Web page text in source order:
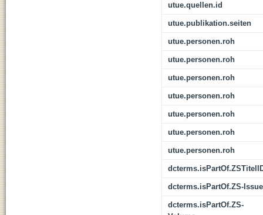
utue.quellen.id
utue.publikation.seiten
utue.personen.roh
utue.personen.roh
utue.personen.roh
utue.personen.roh
utue.personen.roh
utue.personen.roh
utue.personen.roh
dcterms.isPartOf.ZS-Issue
dcterms.isPartOf.ZS-